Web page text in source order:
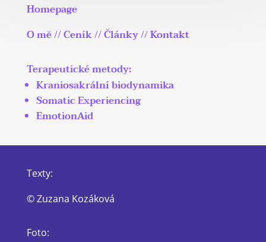
Homepage
O mě//Ceník//Články//Kontakt
Terapeutické metody:
Kraniosakrální biodynamika
Somatic Experiencing
EmotionAid
Texty:
© Zuzana Kozáková
Foto: